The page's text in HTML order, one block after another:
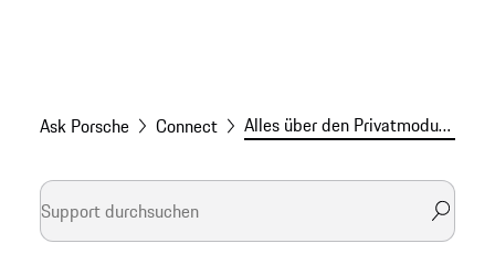
Ask Porsche Connect Alles über den Privatmodus von Porsche